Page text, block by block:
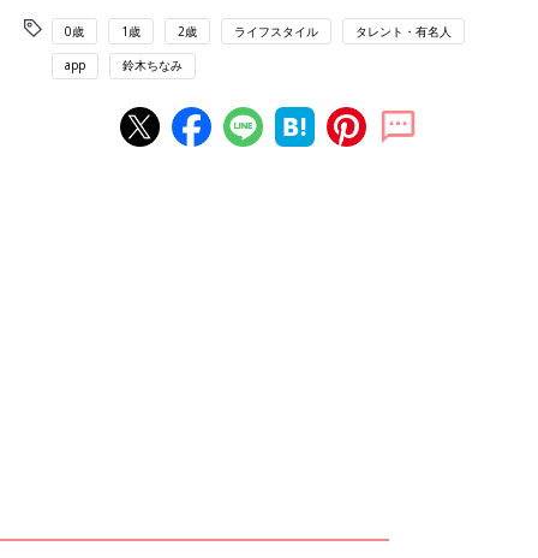
0歳 1歳 2歳 ライフスタイル タレント・有名人
app 鈴木ちなみ